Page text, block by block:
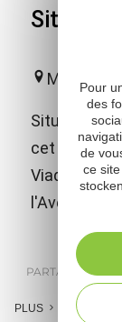
Site du
Millau
Situé dans
cet espace
Viaduc de
l'Aveyron.
PARTAGER :
PLUS
Pour
des
de
ce